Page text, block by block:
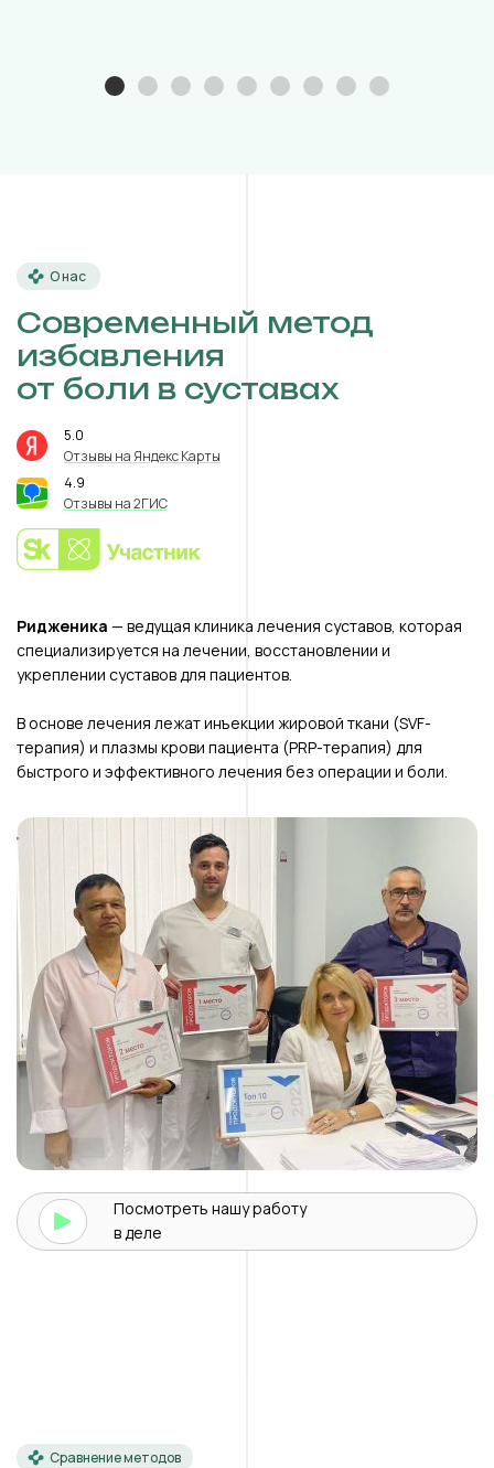
О нас
Современный метод
избавления
от боли в суставах
5.0
Отзывы на Яндекс Карты
4.9
Отзывы на 2ГИС
Ридженика — ведущая клиника лечения суставов, которая
специализируется на лечении, восстановлении и
укреплении суставов для пациентов.
В основе лечения лежат инъекции жировой ткани (SVF-
терапия) и плазмы крови пациента (PRP-терапия) для
быстрого и эффективного лечения без операции и боли.
Посмотреть нашуработу
в деле
Сравнение методов